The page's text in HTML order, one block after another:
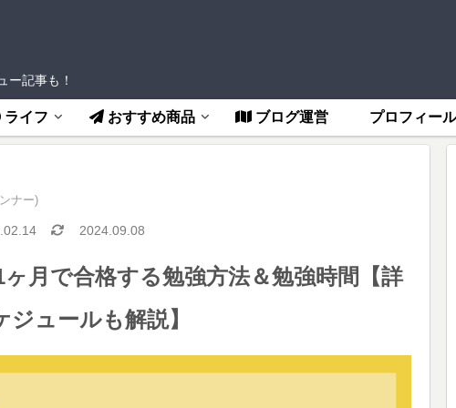
ー記事も！
ライフ おすすめ商品 ブログ運営 プロフィー
ナー)
ヶ月で合格する勉強方法＆勉強時間【詳
ジュールも解説】
2024.09.08